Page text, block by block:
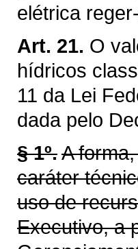
elétrica
Art. 21. O
hídricos
11 da Lei
dada pelo
§ 1º.A
caráter
uso de
Executivo, a